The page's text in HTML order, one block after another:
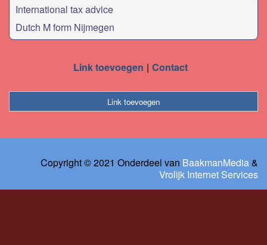
International tax advice
Dutch M form Nijmegen
Link toevoegen Contact
Link toevoegen
Copyright © 2021 Onderdeel van BaakmanMedia&
Vrolijk Internet Services